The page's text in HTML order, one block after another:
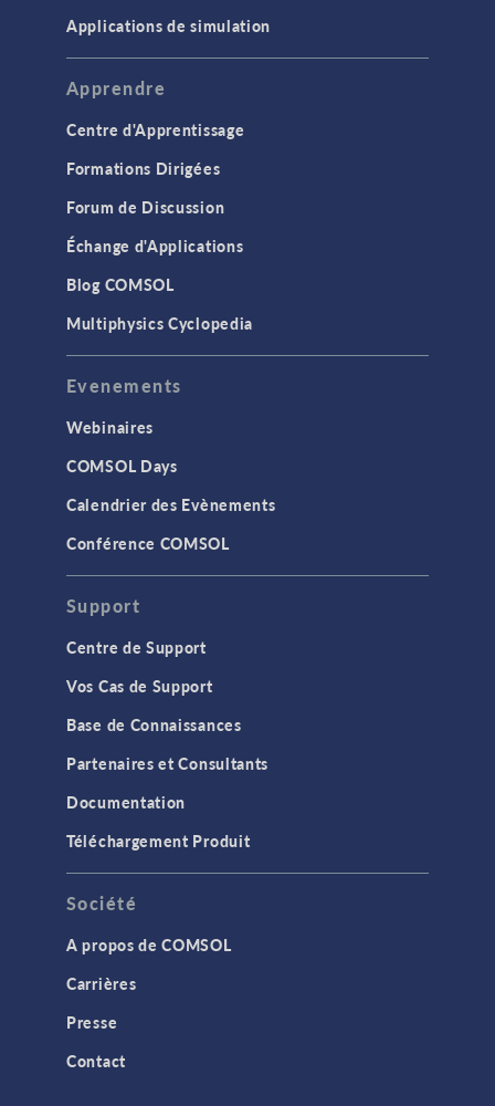
Applications de simulation
Apprendre
Centre d'Apprentissage
Formations Dirigées
Forum de Discussion
Échange d'Applications
Blog COMSOL
Multiphysics Cyclopedia
Evenements
Webinaires
COMSOL Days
Calendrier des Evènements
Conférence COMSOL
Support
Centre de Support
Vos Cas de Support
Base de Connaissances
Partenaires et Consultants
Documentation
Téléchargement Produit
Société
A propos de COMSOL
Carrières
Presse
Contact